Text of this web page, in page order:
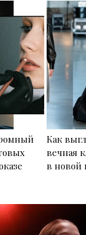
Как
вечная
в новой